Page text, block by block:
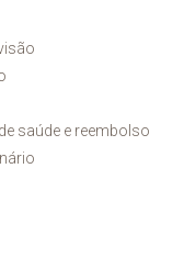
saúde e reembolso